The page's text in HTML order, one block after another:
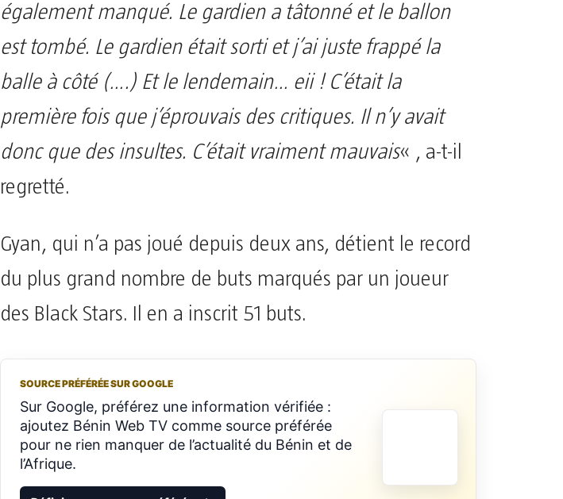
également manqué. Le gardien a tâtonné et le ballon
est tombé. Le gardien était sorti et j’ai juste frappé la
balle à côté (….) Et le lendemain… eii ! C’était la
première fois que j’éprouvais des critiques. Il n’y avait
donc que des insultes. C’était vraiment mauvais« , a-t-il
regretté.
Gyan, qui n’a pas joué depuis deux ans, détient le record
du plus grand nombre de buts marqués par un joueur
des Black Stars. Il en a inscrit 51 buts.
SOURCE PRÉFÉRÉE SUR GOOGLE
Sur Google, préférez une information vérifiée :
ajoutez Bénin Web TV comme source préférée
pour ne rien manquer de l’actualité du Bénin et de
l’Afrique.